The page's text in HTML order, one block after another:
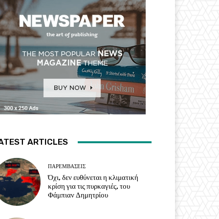
ARTICLES
ΠΑΡΕΜΒΑΣΕΙΣ
Όχι, δεν ευθύνεται η κλιματική
κρίση για τις πυρκαγιές, του
Φάμπιαν Δημητρίου